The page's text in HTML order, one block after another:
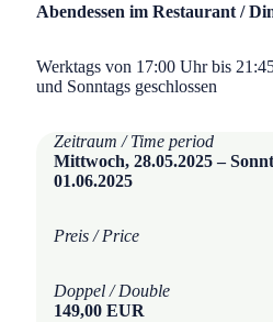
Abendessen im Restaurant /
Werktags von 17:00 Uhr bis
und Sonntags geschlossen
Zeitraum / Time period
Mittwoch, 28.05.2025 –
01.06.2025
Preis / Price
Doppel / Double
149,00 EUR